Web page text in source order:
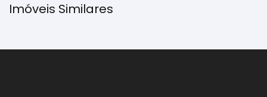
Imóveis Similares